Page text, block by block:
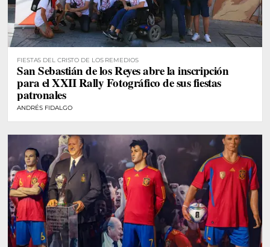
FIESTAS DEL CRISTO DE LOS REMEDIOS
San Sebastián de los Reyes abre la inscripción
para el XXII Rally Fotográfico de sus fiestas
patronales
ANDRÉS FIDALGO